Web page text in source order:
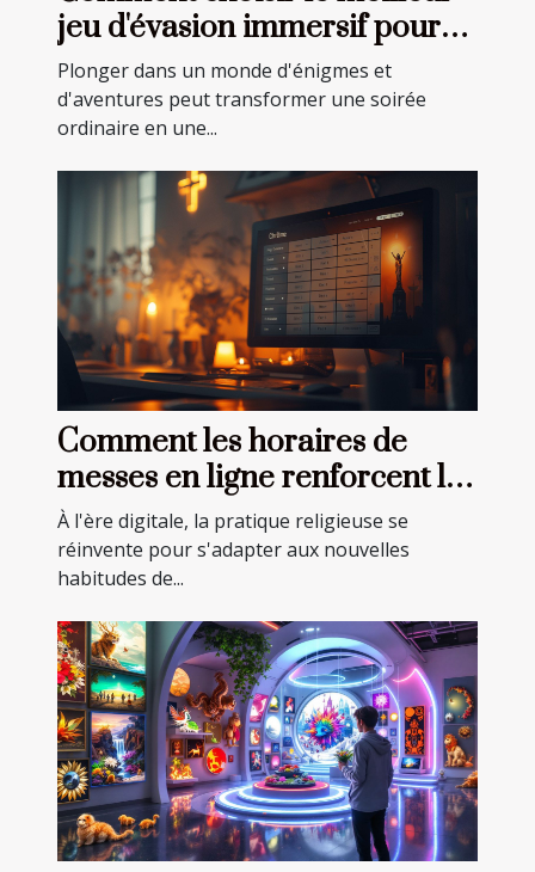
jeu d'évasion immersif pour
votre prochaine aventure
Plonger dans un monde d'énigmes et
d'aventures peut transformer une soirée
ordinaire en une...
Comment les horaires de
messes en ligne renforcent la
communauté religieuse
À l'ère digitale, la pratique religieuse se
réinvente pour s'adapter aux nouvelles
habitudes de...